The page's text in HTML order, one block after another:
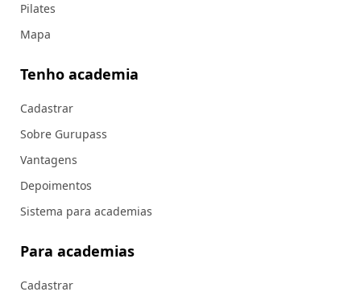
Pilates
Mapa
Tenho academia
Cadastrar
Sobre Gurupass
Vantagens
Depoimentos
Sistema para academias
Para academias
Cadastrar